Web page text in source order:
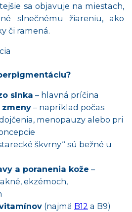
sa objavuje na miestach,
slnečnému žiareniu, ako
či ramená.
slnka – hlavná príčina
zmeny – napríklad počas
menopauzy alebo pri
škvrny“ sú bežné u
a poranenia kože –
ekzémoch,
(najmä B12 a B9)